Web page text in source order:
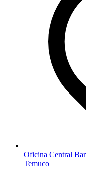
Oficina Central
Temuco